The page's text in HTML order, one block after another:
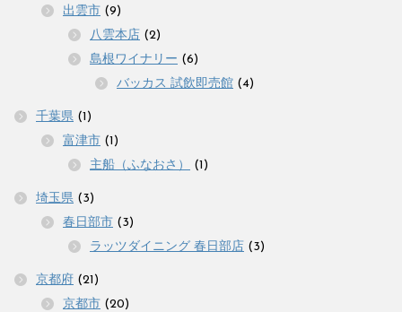
出雲市 (9)
八雲本店 (2)
島根ワイナリー (6)
バッカス 試飲即売館 (4)
千葉県 (1)
富津市 (1)
主船（ふなおさ）
(1)
埼玉県 (3)
春日部市 (3)
ラッツダイニング 春日部店 (3)
京都府 (21)
京都市 (20)